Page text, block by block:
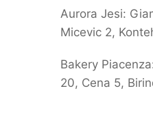
Aurora Jesi:
Micevic 2,
Bakery
20, Cena 5,